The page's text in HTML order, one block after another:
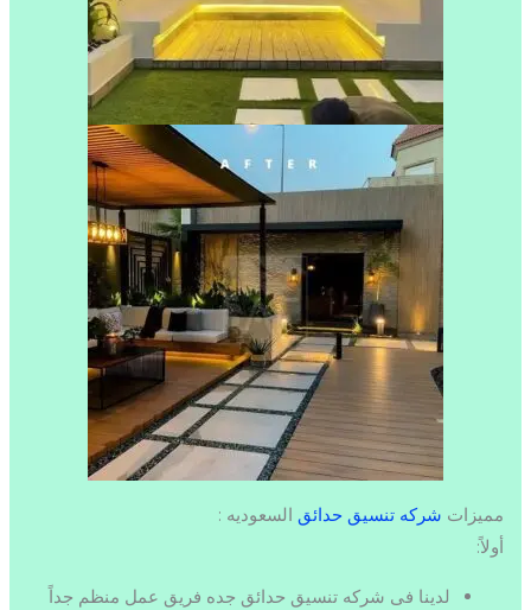
مميزات شركه تنسيق حدائق السعوديه :
أولاً:
لدينا فى شركه تنسيق حدائق جده فريق عمل منظم جداً